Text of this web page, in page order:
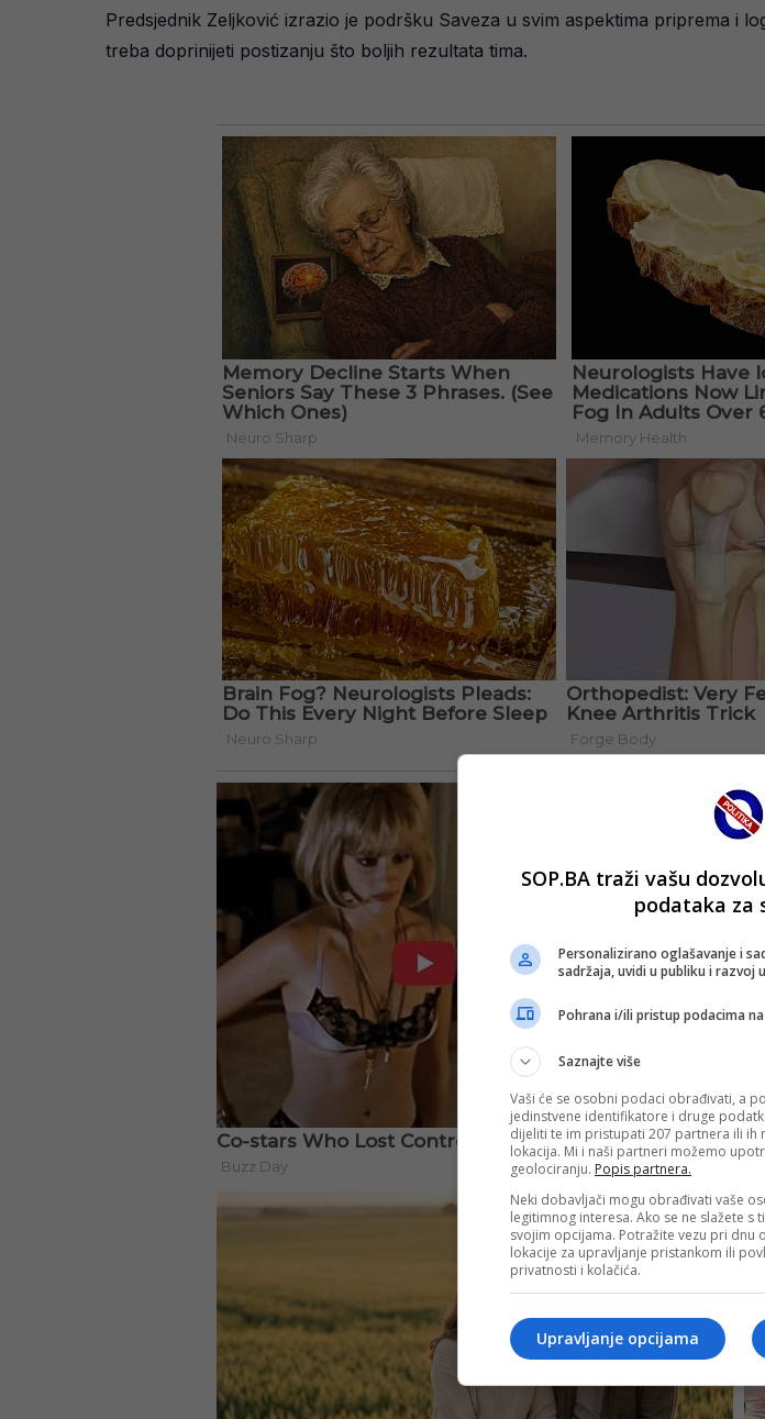
Predsjednik Zeljković izrazio je podršku Saveza u svim aspektima priprema i
treba doprinijeti postizanju što boljih rezultata tima.
SOP.BA traži vašu
podataka za
Personalizirano oglašavanje i
sadržaja, uvidi u publiku i razvoj
Pohrana i/ili pristup podacima
Saznajte više
Vaši će se osobni podaci obrađivati, a
jedinstvene identifikatore i druge
dijeliti te im pristupati 207 partnera ili ih
lokacija. Mi i naši partneri možemo
geolociranju. Popis partnera.
Neki dobavljači mogu obrađivati vaše
legitimnog interesa. Ako se ne slažete s
svojim opcijama. Potražite vezu pri dnu
lokacije za upravljanje pristankom ili
privatnosti i kolačića.
Upravljanje opcijama